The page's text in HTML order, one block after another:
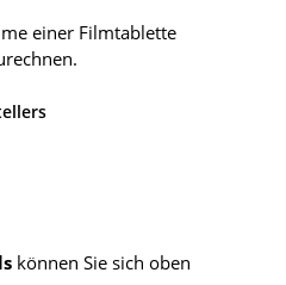
einer Filmtablette
können Sie sich oben